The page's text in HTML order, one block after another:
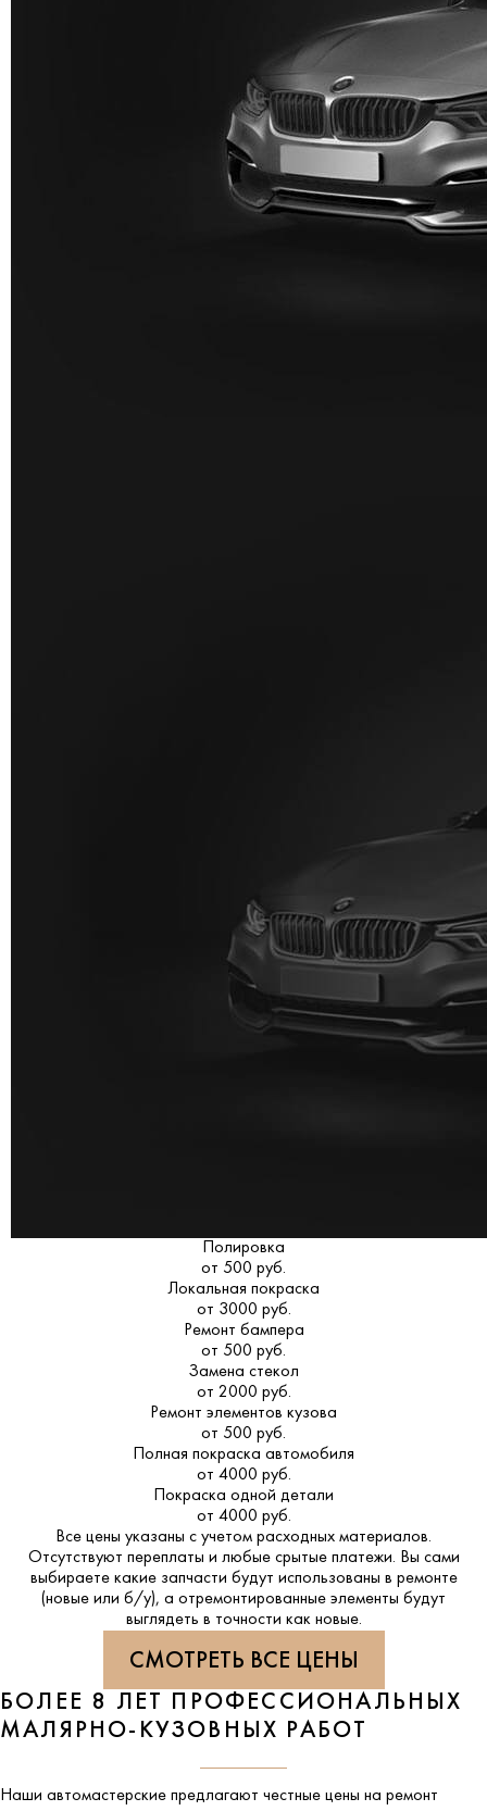
Полировка
от 500 руб.
Локальная покраска
от 3000 руб.
Ремонт бампера
от 500 руб.
Замена стекол
от 2000 руб.
Ремонт элементов кузова
от 500 руб.
Полная покраска автомобиля
от 4000 руб.
Покраска одной детали
от 4000 руб.
Все цены указаны с учетом расходных материалов.
Отсутствуют переплаты и любые срытые платежи. Вы сами
выбираете какие запчасти будут использованы в ремонте
(новые или б/у), а отремонтированные элементы будут
выглядеть в точности как новые.
СМОТРЕТЬ ВСЕ ЦЕНЫ
БОЛЕЕ 8 ЛЕТ ПРОФЕССИОНАЛЬНЫХ
МАЛЯРНО-КУЗОВНЫХ РАБОТ
Наши автомастерские предлагают честные цены на ремонт